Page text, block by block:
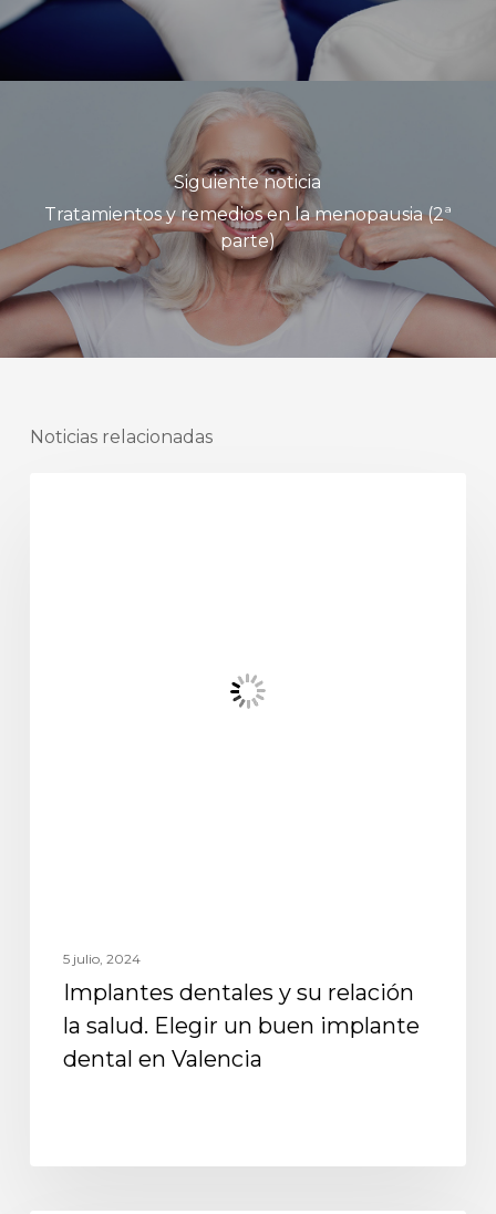
Siguiente noticia
Tratamientos y remedios en la menopausia (2ª
parte)
Noticias relacionadas
5 julio, 2024
Implantes dentales y su relación
la salud. Elegir un buen implante
dental en Valencia